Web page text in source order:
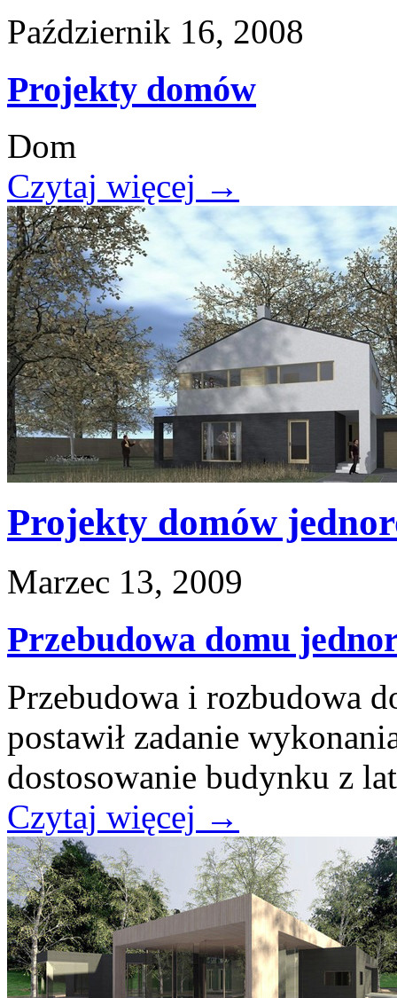
Październik 16, 2008
Projekty domów
Dom
Czytaj więcej →
Projekty domów
Marzec 13, 2009
Przebudowa domu
Przebudowa i rozbudowa
postawił zadanie
dostosowanie budynku z
Czytaj więcej →